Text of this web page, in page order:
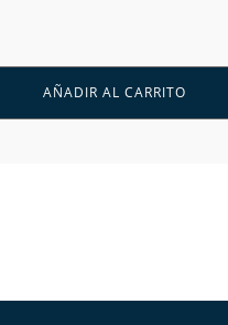
AÑADIR AL CARRITO